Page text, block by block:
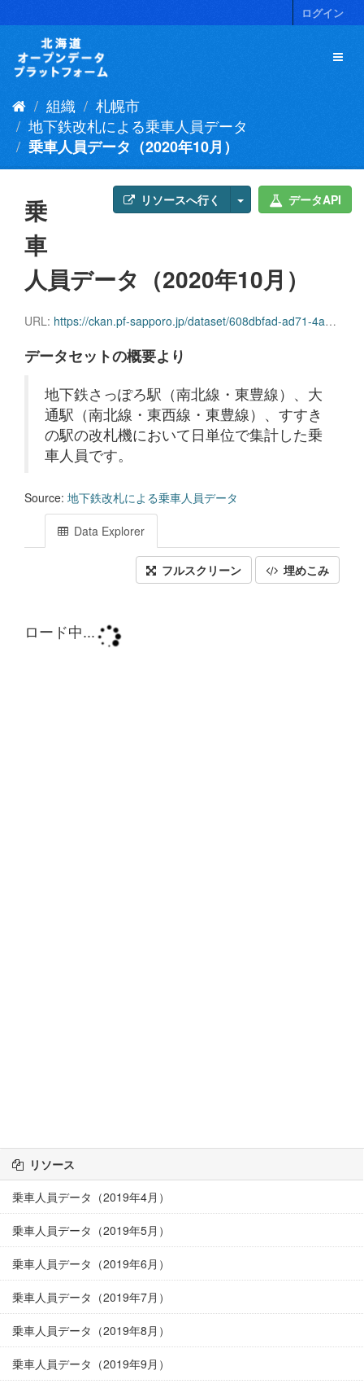
キ
ログイン
組織
札幌市
地下鉄改札による乗車人員データ
乗車人員データ（2020年10月）
リソースへ行く データAPI
乗
車
人員データ（2020年10月）
URL: https://ckan.pf-sapporo.jp/dataset/608dbfad-ad71-4a06-82ff-f77715c5b8c2/resource/7b773c00-a039-4d60-b7ab-35b6b4d62fbc/download/jyousyajinnin2020.10.csv
データセットの概要より
地下鉄さっぽろ駅（南北線・東豊線）、大
通駅（南北線・東西線・東豊線）、すすき
の駅の改札機において日単位で集計した乗
車人員です。
Source: 地下鉄改札による乗車人員データ
Data Explorer
フルスクリーン 埋めこみ
リソース
乗車人員データ（2019年4月）
乗車人員データ（2019年5月）
乗車人員データ（2019年6月）
乗車人員データ（2019年7月）
乗車人員データ（2019年8月）
乗車人員データ（2019年9月）